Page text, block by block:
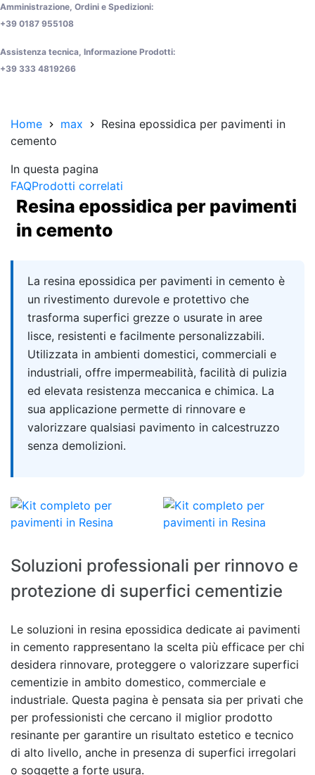
Amministrazione, Ordini e Spedizioni:
+39 0187 955108
Assistenza tecnica, Informazione Prodotti:
+39 333 4819266
Home max
Resina epossidica per pavimenti in
cemento
In questa pagina
FAQProdotti correlati
Resina epossidica per pavimenti
in cemento
Quick answer
La resina epossidica per pavimenti in cemento è
un rivestimento durevole e protettivo che
trasforma superfici grezze o usurate in aree
lisce, resistenti e facilmente personalizzabili.
Utilizzata in ambienti domestici, commerciali e
industriali, offre impermeabilità, facilità di pulizia
ed elevata resistenza meccanica e chimica. La
sua applicazione permette di rinnovare e
valorizzare qualsiasi pavimento in calcestruzzo
senza demolizioni.
Soluzioni professionali per rinnovo e
protezione di superfici cementizie
Le soluzioni in resina epossidica dedicate ai pavimenti
in cemento rappresentano la scelta più efficace per chi
desidera rinnovare, proteggere o valorizzare superfici
cementizie in ambito domestico, commerciale e
industriale. Questa pagina è pensata sia per privati che
per professionisti che cercano il miglior prodotto
resinante per garantire un risultato estetico e tecnico
di alto livello, anche in presenza di superfici irregolari
o soggette a forte usura.